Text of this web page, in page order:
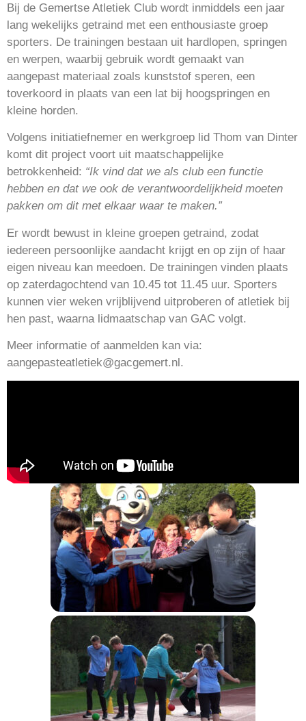
Bij de Gemertse Atletiek Club wordt inmiddels een jaar
lang wekelijks getraind met een enthousiaste groep
sporters. De trainingen bestaan uit hardlopen, springen
en werpen, waarbij gebruik wordt gemaakt van
aangepast materiaal zoals kunststof speren, een
toverkoord in plaats van een lat bij hoogspringen en
kleine horden.
Volgens initiatiefnemer en werkgroep lid Thom van Dinter
komt dit project voort uit maatschappelijke
betrokkenheid: “Ik vind dat we als club een functie
hebben en dat we ook de verantwoordelijkheid moeten
pakken om dit met elkaar waar te maken.”
Er wordt bewust in kleine groepen getraind, zodat
iedereen persoonlijke aandacht krijgt en op zijn of haar
eigen niveau kan meedoen. De trainingen vinden plaats
op zaterdagochtend van 10.45 tot 11.45 uur. Sporters
kunnen vier weken vrijblijvend uitproberen of atletiek bij
hen past, waarna lidmaatschap van GAC volgt.
Meer informatie of aanmelden kan via:
aangepasteatletiek@gacgemert.nl.